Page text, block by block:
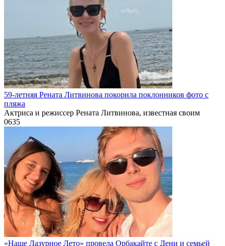
59-летняя Рената Литвинова покорила поклонников фото с
пляжа
Актриса и режиссер Рената Литвинова, известная своим
0635
«Наше Лазурное Лето» провела Орбакайте с Дени и семьей